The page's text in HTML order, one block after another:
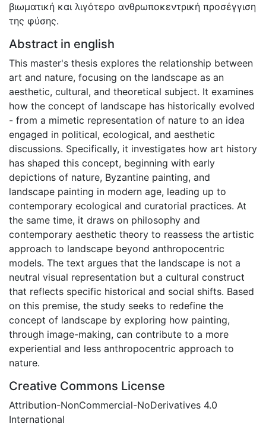
βιωματική και λιγότερο ανθρωποκεντρική προσέγγιση
της φύσης.
Abstract in english
This master's thesis explores the relationship between
art and nature, focusing on the landscape as an
aesthetic, cultural, and theoretical subject. It examines
how the concept of landscape has historically evolved
- from a mimetic representation of nature to an idea
engaged in political, ecological, and aesthetic
discussions. Specifically, it investigates how art history
has shaped this concept, beginning with early
depictions of nature, Byzantine painting, and
landscape painting in modern age, leading up to
contemporary ecological and curatorial practices. At
the same time, it draws on philosophy and
contemporary aesthetic theory to reassess the artistic
approach to landscape beyond anthropocentric
models. The text argues that the landscape is not a
neutral visual representation but a cultural construct
that reflects specific historical and social shifts. Based
on this premise, the study seeks to redefine the
concept of landscape by exploring how painting,
through image-making, can contribute to a more
experiential and less anthropocentric approach to
nature.
Creative Commons License
Attribution-NonCommercial-NoDerivatives 4.0
International